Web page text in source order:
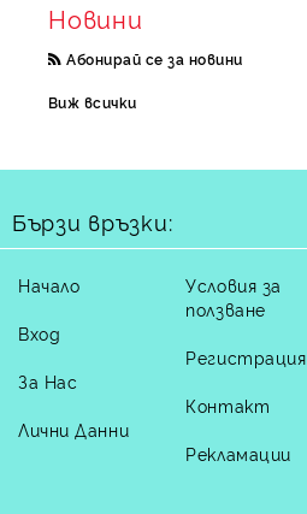
Новини
Абонирай се за новини
Виж всички
Бързи връзки:
Начало
Вход
За Нас
Лични Данни
Условия за
ползване
Регистрация
Контакт
Рекламации